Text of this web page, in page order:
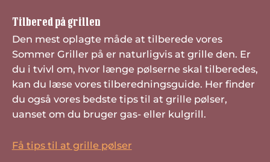
Tilbered på grillen
Den mest oplagte måde at tilberede vores
Sommer Griller på er naturligvis at grille den. Er
du i tvivl om, hvor længe pølserne skal tilberedes,
kan du læse vores tilberedningsguide. Her finder
du også vores bedste tips til at grille pølser,
uanset om du bruger gas- eller kulgrill.
Få tips til at grille pølser